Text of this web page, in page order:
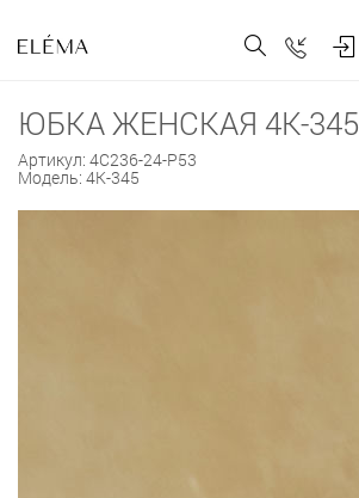
ЮБКА ЖЕНСКАЯ 4К-345
Артикул: 4С236-24-Р53
Модель: 4К-345